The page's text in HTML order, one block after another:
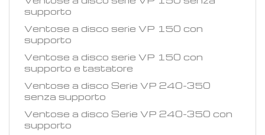
supporto
Ventose a disco serie VP 150 con
supporto
Ventose a disco serie VP 150 con
supporto e tastatore
Ventose a disco Serie VP 240-350
senza supporto
Ventose a disco Serie VP 240-350 con
supporto